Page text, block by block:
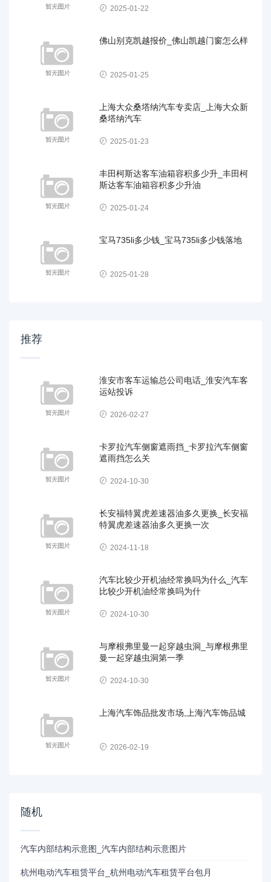
2025-01-22
佛山别克凯越报价_佛山凯越门窗怎么样
2025-01-25
上海大众桑塔纳汽车专卖店_上海大众新
桑塔纳汽车
2025-01-23
丰田柯斯达客车油箱容积多少升_丰田柯
斯达客车油箱容积多少升油
2025-01-24
宝马735li多少钱_宝马735li多少钱落地
2025-01-28
推荐
淮安市客车运输总公司电话_淮安汽车客
运站投诉
2026-02-27
卡罗拉汽车侧窗遮雨挡_卡罗拉汽车侧窗
遮雨挡怎么关
2024-10-30
长安福特翼虎差速器油多久更换_长安福
特翼虎差速器油多久更换一次
2024-11-18
汽车比较少开机油经常换吗为什么_汽车
比较少开机油经常换吗为什
2024-10-30
与摩根弗里曼一起穿越虫洞_与摩根弗里
曼一起穿越虫洞第一季
2024-10-30
上海汽车饰品批发市场,上海汽车饰品城
2026-02-19
随机
汽车内部结构示意图_汽车内部结构示意图片
杭州电动汽车租赁平台_杭州电动汽车租赁平台包月